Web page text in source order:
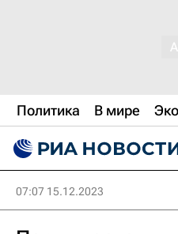
Политика В мире
07:07 15.12.2023